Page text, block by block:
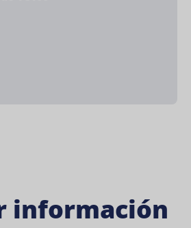
información